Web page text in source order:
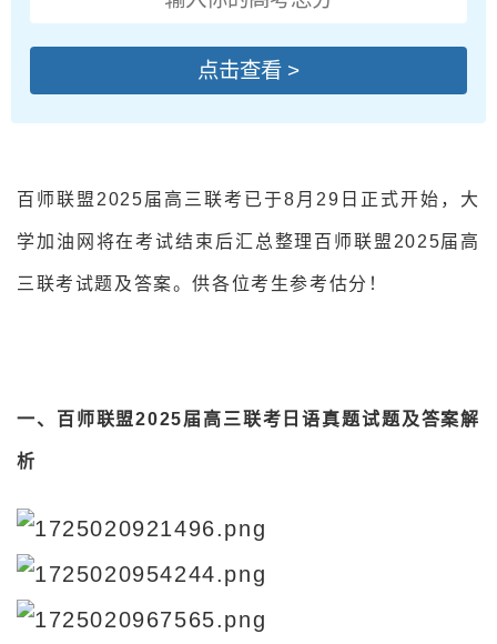
点击查看 >
百师联盟2025届高三联考已于8月29日正式开始，大
学加油网将在考试结束后汇总整理百师联盟2025届高
三联考试题及答案。供各位考生参考估分！
一、百师联盟2025届高三联考日语真题试题及答案解
析